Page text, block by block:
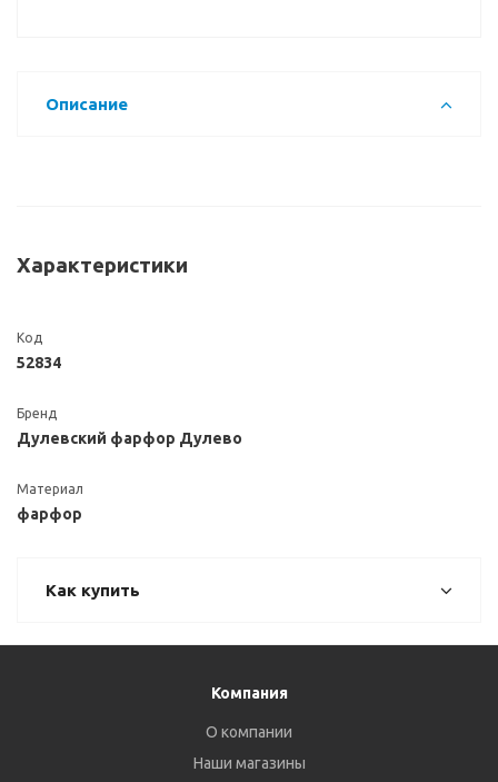
Описание
Характеристики
Код
52834
Бренд
Дулевский фарфор Дулево
Материал
фарфор
Как купить
Компания
О компании
Наши магазины